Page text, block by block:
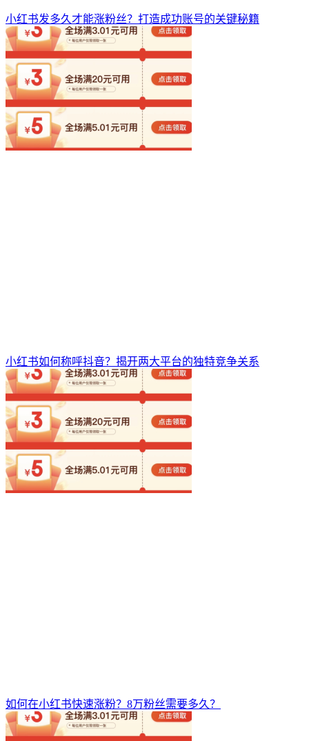
小红书发多久才能涨粉丝？打造成功账号的关键秘籍
小红书如何称呼抖音？揭开两大平台的独特竞争关系
如何在小红书快速涨粉？8万粉丝需要多久？